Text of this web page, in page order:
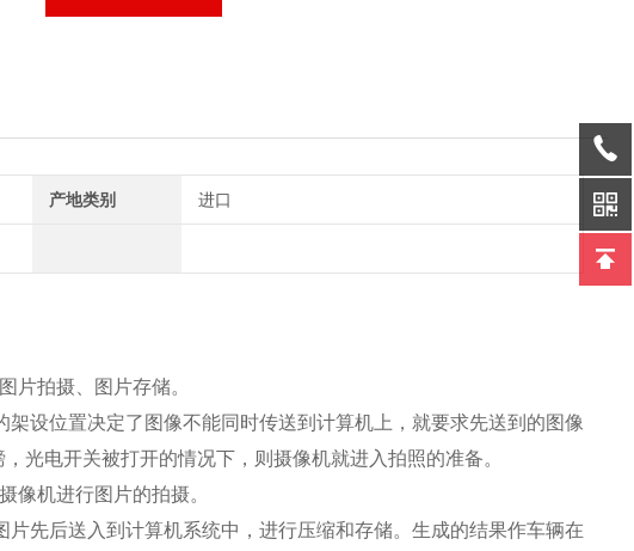
产地类别 进口
片拍摄、图片存储。
设位置决定了图像不能同时传送到计算机上，就要求先送到的图像
光电开关被打开的情况下，则摄像机就进入拍照的准备。
像机进行图片的拍摄。
先后送入到计算机系统中，进行压缩和存储。生成的结果作车辆在